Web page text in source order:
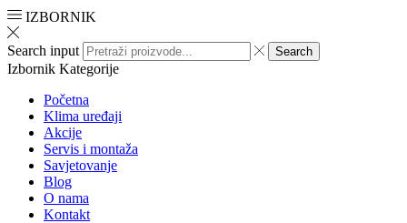
IZBORNIK
Search input Search
Izbornik Kategorije
Početna
Klima uređaji
Akcije
Servis i montaža
Savjetovanje
Blog
O nama
Kontakt